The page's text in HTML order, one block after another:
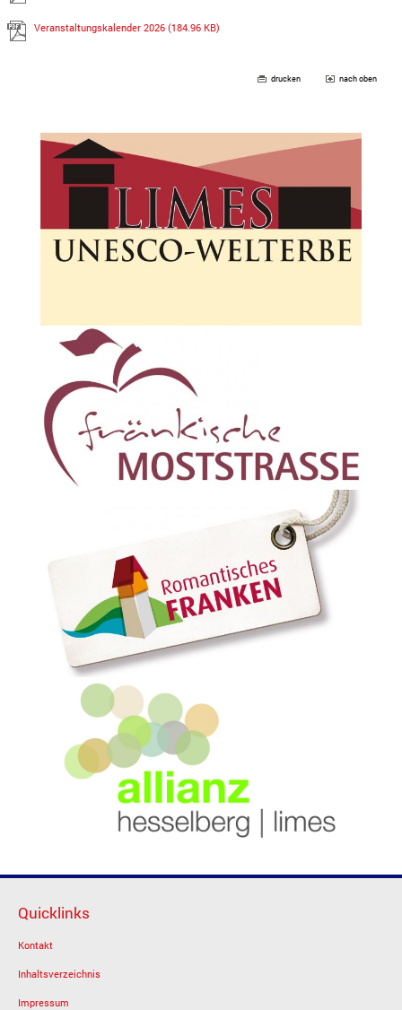
Veranstaltungskalender 2026(184.96 KB)
drucken nach oben
Quicklinks
Kontakt
Inhaltsverzeichnis
Impressum